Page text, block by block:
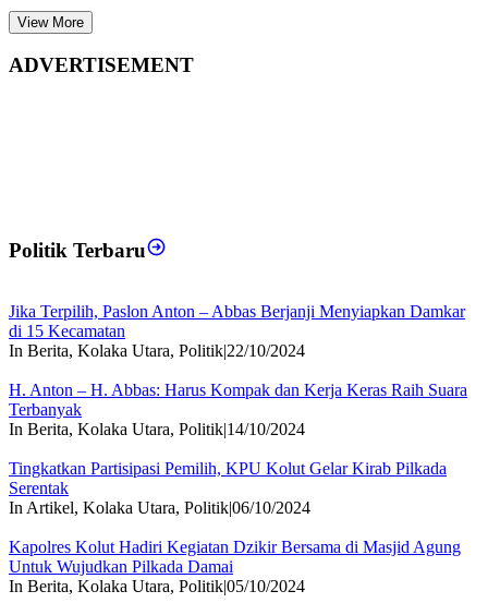
View More
ADVERTISEMENT
Politik Terbaru
Jika Terpilih, Paslon Anton – Abbas Berjanji Menyiapkan Damkar
di 15 Kecamatan
In Berita, Kolaka Utara, Politik|22/10/2024
H. Anton – H. Abbas: Harus Kompak dan Kerja Keras Raih Suara
Terbanyak
In Berita, Kolaka Utara, Politik|14/10/2024
Tingkatkan Partisipasi Pemilih, KPU Kolut Gelar Kirab Pilkada
Serentak
In Artikel, Kolaka Utara, Politik|06/10/2024
Kapolres Kolut Hadiri Kegiatan Dzikir Bersama di Masjid Agung
Untuk Wujudkan Pilkada Damai
In Berita, Kolaka Utara, Politik|05/10/2024